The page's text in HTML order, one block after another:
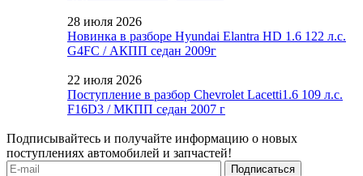
28 июля 2026
Новинка в разборе Hyundai Elantra HD 1.6 122 л.с.
G4FC / АКПП седан 2009г
22 июля 2026
Поступление в разбор Chevrolet Lacetti1.6 109 л.с.
F16D3 / МКПП седан 2007 г
Подписывайтесь и получайте информацию о новых
поступлениях автомобилей и запчастей!